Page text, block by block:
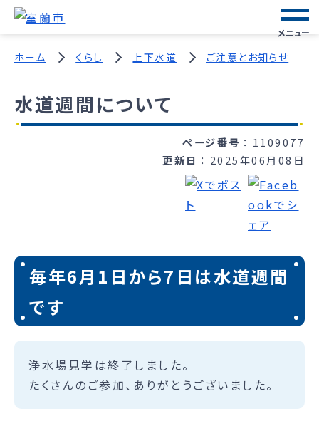
メニュー
ホーム くらし 上下水道 ご注意とお知らせ
水道週間について
ページ番号
1109077
更新日
2025年06月08日
毎年6月1日から7日は水道週間
です
浄水場見学は終了しました。
たくさんのご参加、ありがとうございました。